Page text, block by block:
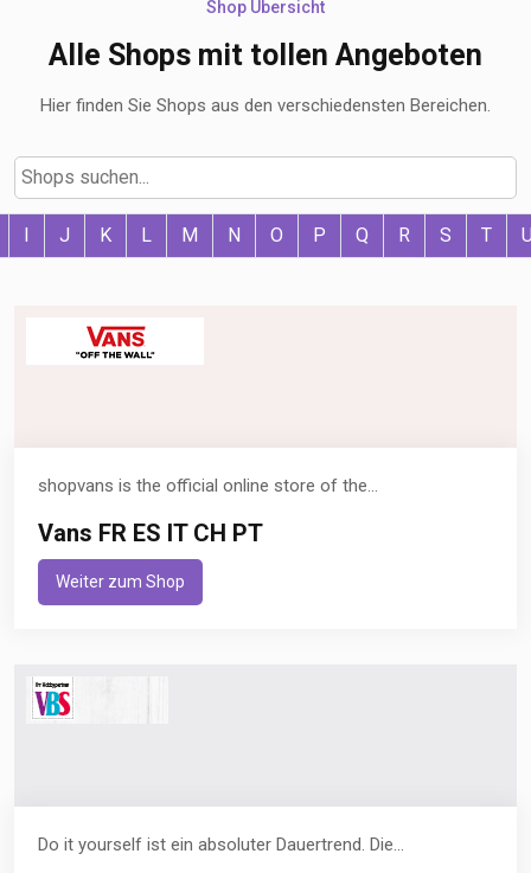
Shop Übersicht
Alle Shops mit tollen Angeboten
Hier finden Sie Shops aus den verschiedensten Bereichen.
I J K L M N O P Q R S T
shopvans is the official online store of the...
Vans FR ES IT CH PT
Weiter zum Shop
Do it yourself ist ein absoluter Dauertrend. Die...